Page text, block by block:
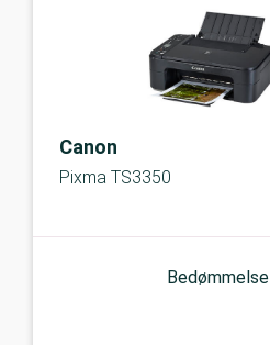
Canon
Pixma TS3350
Bedømmelse